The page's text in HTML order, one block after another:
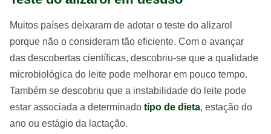
Muitos países deixaram de adotar o teste do alizarol
porque não o consideram tão eficiente. Com o avançar
das descobertas científicas, descobriu-se que a qualidade
microbiológica do leite pode melhorar em pouco tempo.
Também se descobriu que a instabilidade do leite pode
estar associada a determinado tipo de dieta, estação do
ano ou estágio da lactação.